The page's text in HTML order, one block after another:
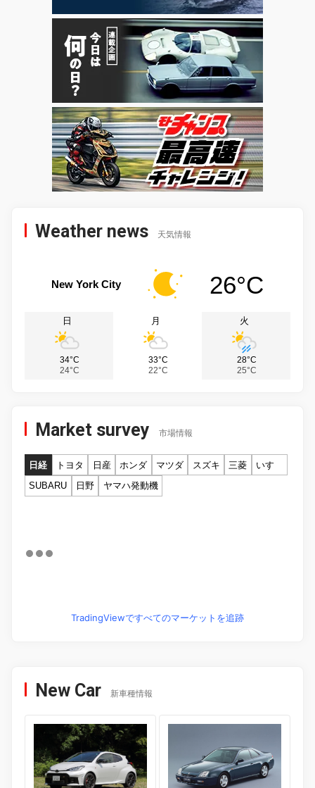
Weather news 天気情報
New York City 26°C
日
34°C
24°C
月
33°C
22°C
火
28°C
25°C
Market survey 市場情報
日経 トヨタ 日産 ホンダ マツダ スズキ 三菱
いすゞ
SUBARU
日野 ヤマハ発動機
TradingViewですべてのマーケットを追跡
New Car 新車種情報